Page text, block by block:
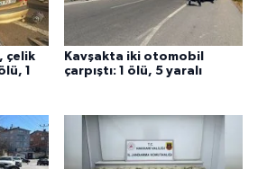
çelik
1
Kavşakta iki otomobil
çarpıştı: 1 ölü, 5 yaralı